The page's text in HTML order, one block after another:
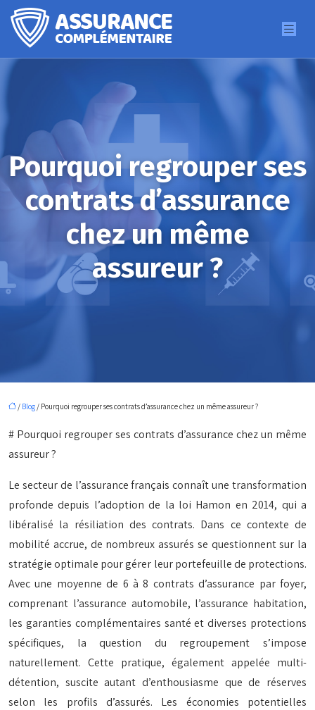
Pourquoi regrouper ses
contrats d’assurance
chez un même
assureur ?
/ Blog / Pourquoi regrouper ses contrats d’assurance chez un même assureur ?
# Pourquoi regrouper ses contrats d’assurance chez un même
assureur ?
Le secteur de l’assurance français connaît une transformation
profonde depuis l’adoption de la loi Hamon en 2014, qui a
libéralisé la résiliation des contrats. Dans ce contexte de
mobilité accrue, de nombreux assurés se questionnent sur la
stratégie optimale pour gérer leur portefeuille de protections.
Avec une moyenne de 6 à 8 contrats d’assurance par foyer,
comprenant l’assurance automobile, l’assurance habitation,
les garanties complémentaires santé et diverses protections
spécifiques, la question du regroupement s’impose
naturellement. Cette pratique, également appelée multi-
détention, suscite autant d’enthousiasme que de réserves
selon les profils d’assurés. Les économies potentielles